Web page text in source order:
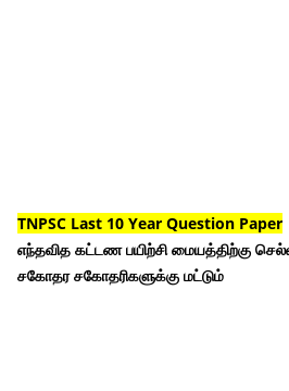
TNPSC Last 10 Year Question Paper
எந்தவித கட்டண பயிற்சி மையத்திற்கு
சகோதர சகோதரிகளுக்கு மட்டும்